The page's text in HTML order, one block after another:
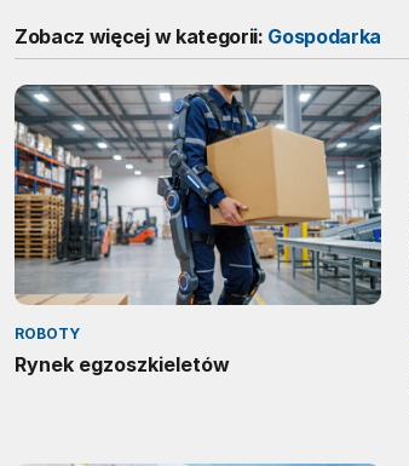
Zobacz więcej w kategorii: Gospodarka
ROBOTY
Rynek egzoszkieletów